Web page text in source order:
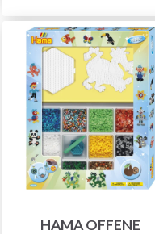
HAMA OFFENE